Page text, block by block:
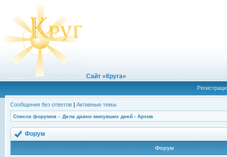
Сайт «Круга»
Сообщения без ответов | Активные темы
Список форумов » Дела давно минувших дней - Архив
Форум
Форум